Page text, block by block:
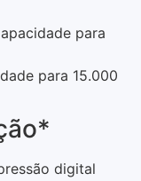
para
para 15.000
digital